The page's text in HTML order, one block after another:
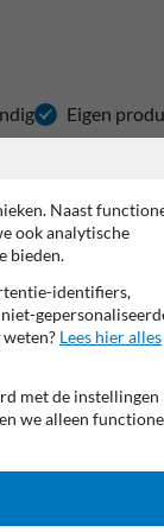
Eigen
stopt voertuigen
licht goed
en
Naast
ook analytische
bieden.
identifiers,
Lees hier alles
met de instellingen
we alleen